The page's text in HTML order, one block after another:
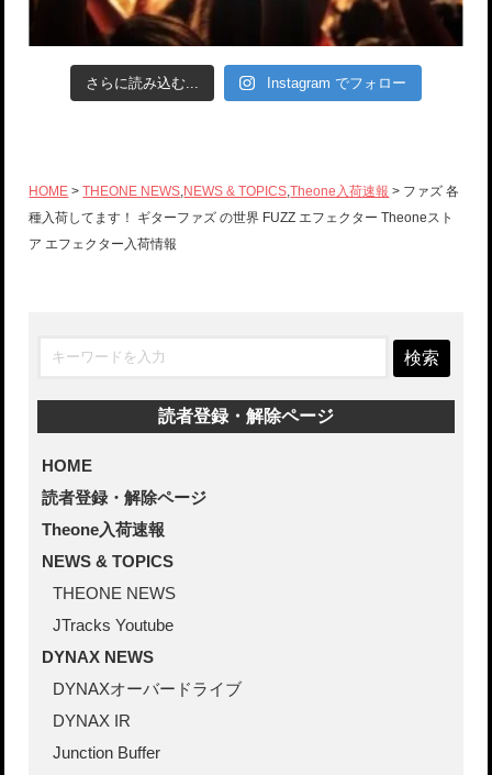
さらに読み込む... Instagram でフォロー
HOME >THEONE NEWS,NEWS & TOPICS,Theone入荷速報 > ファズ 各
種入荷してます！ ギターファズ の世界 FUZZ エフェクター Theoneスト
ア エフェクター入荷情報
検索
読者登録・解除ページ
HOME
読者登録・解除ページ
Theone入荷速報
NEWS & TOPICS
THEONE NEWS
JTracks Youtube
DYNAX NEWS
DYNAXオーバードライブ
DYNAX IR
Junction Buffer